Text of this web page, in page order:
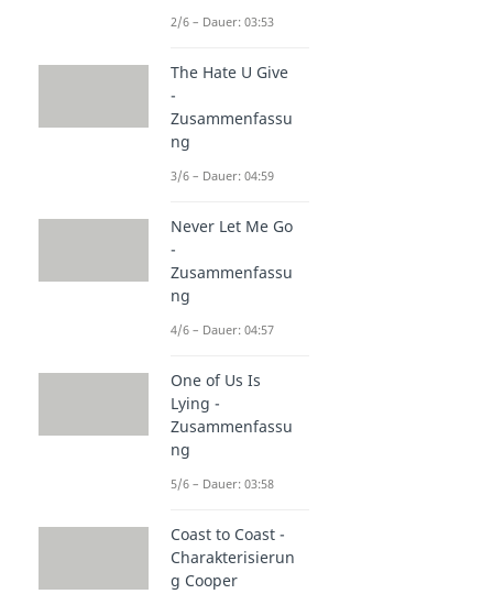
2/6 – Dauer: 03:53
The Hate U Give
-
Zusammenfassu
ng
3/6 – Dauer: 04:59
Never Let Me Go
-
Zusammenfassu
ng
4/6 – Dauer: 04:57
One of Us Is
Lying -
Zusammenfassu
ng
5/6 – Dauer: 03:58
Coast to Coast -
Charakterisierun
g Cooper